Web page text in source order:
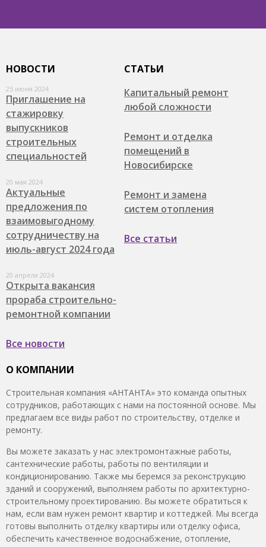
НОВОСТИ
25 июня 2024
Приглашение на
стажировку
выпускников
строительных
специальностей
20 мая 2024
Актуальные
предложения по
взаимовыгодному
сотрудничеству на
июль-август 2024 года
20 апреля 2024
Открыта вакансия
прораба строительно-
ремонтной компании
Все новости
СТАТЬИ
Капитальный ремонт
любой сложности
Ремонт и отделка
помещений в
Новосибирске
Ремонт и замена
систем отопления
Все статьи
О КОМПАНИИ
Строительная компания «АНТАНТА» это команда опытных
сотрудников, работающих с нами на постоянной основе. Мы
предлагаем все виды работ по строительству, отделке и
ремонту.
Вы можете заказать у нас электромонтажные работы,
сантехнические работы, работы по вентиляции и
кондиционированию. Также мы беремся за реконструкцию
зданий и сооружений, выполняем работы по архитектурно-
строительному проектированию. Вы можете обратиться к
нам, если вам нужен ремонт квартир и коттеджей. Мы всегда
готовы выполнить отделку квартиры или отделку офиса,
обеспечить качественное водоснабжение, отопление,